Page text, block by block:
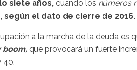
siete años, cuando los números
según el dato de cierre de 2016.
a la marcha de la deuda es
boom, que provocará un fuerte
40.